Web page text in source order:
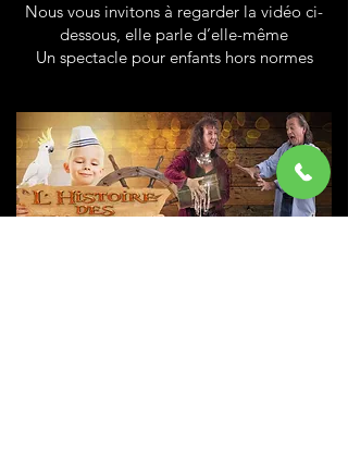
Nous vous invitons à regarder la vidéo ci-
dessous, elle parle d’elle-même
Un spectacle pour enfants hors normes